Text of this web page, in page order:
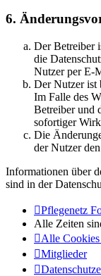
6.
Der Betreiber
die
Nutzer per E-
Der Nutzer ist
Im Falle des
Betreiber und
sofortiger
Die
der Nutzer
Informationen über
sind in der
Pflegenetz
Alle Zeiten
Alle Cookies
Mitglieder